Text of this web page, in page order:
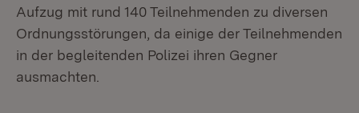
Aufzug mit rund 140 Teilnehmenden zu diversen
Ordnungsstörungen, da einige der Teilnehmenden
in der begleitenden Polizei ihren Gegner
ausmachten.